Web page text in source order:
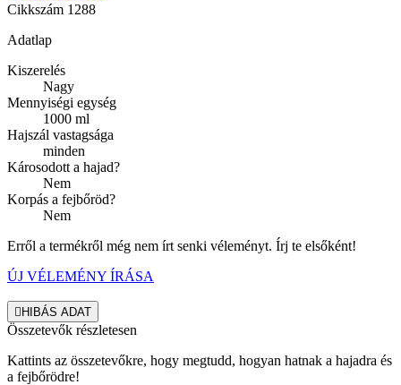
Cikkszám 1288
Adatlap
Kiszerelés
Nagy
Mennyiségi egység
1000 ml
Hajszál vastagsága
minden
Károsodott a hajad?
Nem
Korpás a fejbőröd?
Nem
Erről a termékről még nem írt senki véleményt. Írj te elsőként!
ÚJ VÉLEMÉNY ÍRÁSA
HIBÁS ADAT
Összetevők részletesen
Kattints az összetevőkre, hogy megtudd, hogyan hatnak a hajadra és
a fejbőrödre!